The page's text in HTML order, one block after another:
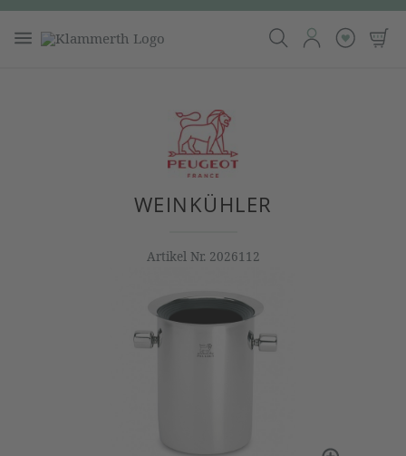
WEINKÜHLER
Artikel Nr. 2026112